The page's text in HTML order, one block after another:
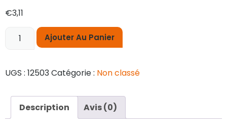
€3,11
Ajouter Au Panier
UGS : 12503Catégorie : Non classé
Description Avis (0)